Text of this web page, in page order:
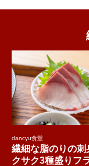
dancyu食堂
繊細な脂のりの刺
クサク3種盛りフ